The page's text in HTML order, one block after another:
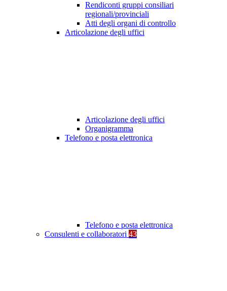
Rendiconti gruppi consiliari
regionali/provinciali
Atti degli organi di controllo
Articolazione degli uffici
Articolazione degli uffici
Organigramma
Telefono e posta elettronica
Telefono e posta elettronica
Consulenti e collaboratori 43